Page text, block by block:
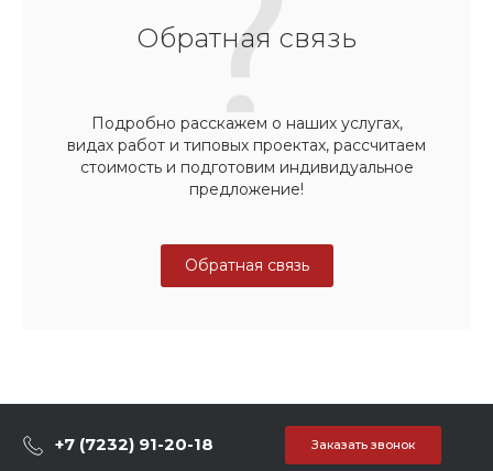
Обратная связь
Подробно расскажем о наших услугах,
видах работ и типовых проектах, рассчитаем
стоимость и подготовим индивидуальное
предложение!
Обратная связь
+7 (7232) 91-20-18 Заказать звонок